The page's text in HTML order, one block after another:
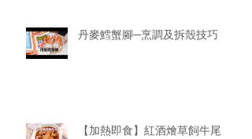
丹麥鱈蟹腳─烹調及拆殼技巧
【加熱即食】紅酒燴草飼牛尾